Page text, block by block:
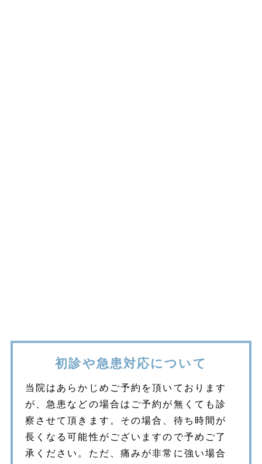
初診や急患対応について
当院はあらかじめご予約を頂いております
が、急患などの場合はご予約が無くても診
察させて頂きます。その場合、待ち時間が
長くなる可能性がございますので予めご了
承ください。ただ、痛みが非常に強い場合